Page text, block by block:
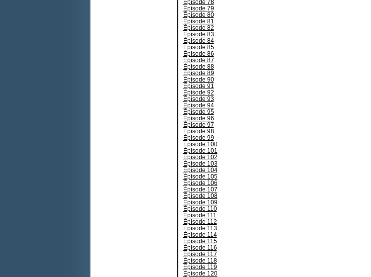
Épisode 78
Épisode 79
Épisode 80
Épisode 81
Épisode 82
Épisode 83
Épisode 84
Épisode 85
Épisode 86
Épisode 87
Épisode 88
Épisode 89
Épisode 90
Épisode 91
Épisode 92
Épisode 93
Épisode 94
Épisode 95
Épisode 96
Épisode 97
Épisode 98
Épisode 99
Épisode 100
Épisode 101
Épisode 102
Épisode 103
Épisode 104
Épisode 105
Épisode 106
Épisode 107
Épisode 108
Épisode 109
Épisode 110
Épisode 111
Épisode 112
Épisode 113
Épisode 114
Épisode 115
Épisode 116
Épisode 117
Épisode 118
Épisode 119
Épisode 120